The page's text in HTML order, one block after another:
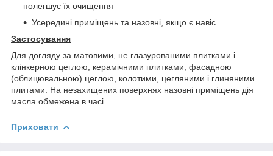
полегшує їх очищення
Усередині приміщень та назовні, якщо є навіс
Застосування
Для догляду за матовими, не глазурованими плитками і
клінкерною цеглою, керамічними плитками, фасадною
(облицювальною) цеглою, колотими, цегляними і глиняними
плитами. На незахищених поверхнях назовні приміщень дія
масла обмежена в часі.
Приховати